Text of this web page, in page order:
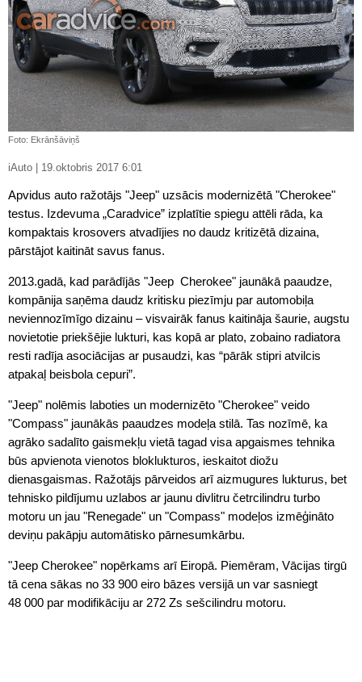
Foto: Ekrānšāviņš
iAuto | 19.oktobris 2017 6:01
Apvidus auto ražotājs "Jeep" uzsācis modernizētā "Cherokee"
testus. Izdevuma „Caradvice” izplatītie spiegu attēli rāda, ka
kompaktais krosovers atvadījies no daudz kritizētā dizaina,
pārstājot kaitināt savus fanus.
2013.gadā, kad parādījās "Jeep Cherokee" jaunākā paaudze,
kompānija saņēma daudz kritisku piezīmju par automobiļa
neviennozīmīgo dizainu – visvairāk fanus kaitināja šaurie, augstu
novietotie priekšējie lukturi, kas kopā ar plato, zobaino radiatora
resti radīja asociācijas ar pusaudzi, kas “pārāk stipri atvilcis
atpakaļ beisbola cepuri”.
"Jeep" nolēmis laboties un modernizēto "Cherokee" veido
"Compass" jaunākās paaudzes modeļa stilā. Tas nozīmē, ka
agrāko sadalīto gaismekļu vietā tagad visa apgaismes tehnika
būs apvienota vienotos bloklukturos, ieskaitot diožu
dienasgaismas. Ražotājs pārveidos arī aizmugures lukturus, bet
tehnisko pildījumu uzlabos ar jaunu divlitru četrcilindru turbo
motoru un jau "Renegade" un "Compass" modeļos izmēģināto
deviņu pakāpju automātisko pārnesumkārbu.
"Jeep Cherokee" nopērkams arī Eiropā. Piemēram, Vācijas tirgū
tā cena sākas no 33 900 eiro bāzes versijā un var sasniegt
48 000 par modifikāciju ar 272 Zs sešcilindru motoru.